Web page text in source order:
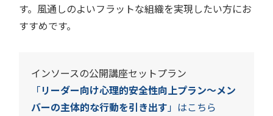
す。風通しのよいフラットな組織を実現したい方にお
すすめです。
インソースの公開講座セットプラン
「リーダー向け心理的安全性向上プラン～メン
バーの主体的な行動を引き出す 」はこちら